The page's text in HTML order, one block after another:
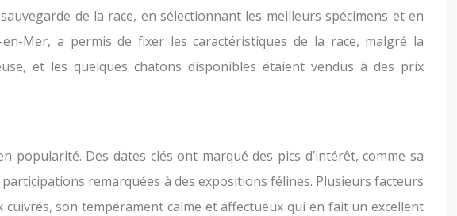
de la race, en sélectionnant les meilleurs spécimens et en
Mer, a permis de fixer les caractéristiques de la race, malgré la
et les quelques chatons disponibles étaient vendus à des prix
popularité. Des dates clés ont marqué des pics d’intérêt, comme sa
remarquées à des expositions félines. Plusieurs facteurs
son tempérament calme et affectueux qui en fait un excellent